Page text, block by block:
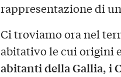
rappresentazione di
Ci troviamo ora nel
abitativo le cui origini
abitanti della Gallia, i